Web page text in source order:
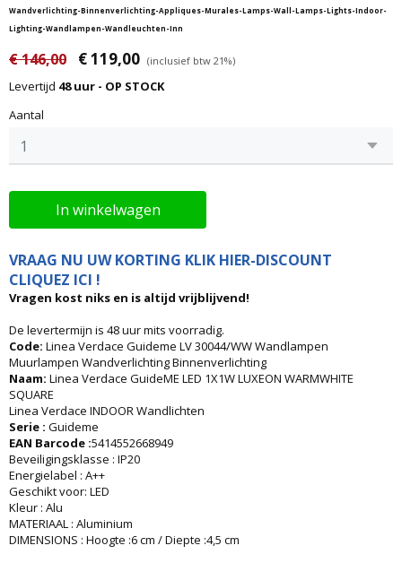
Wandverlichting-Binnenverlichting-Appliques-Murales-Lamps-Wall-Lamps-Lights-Indoor-
Lighting-Wandlampen-Wandleuchten-Inn
€ 146,00 € 119,00 (inclusief btw 21%)
Levertijd 48 uur - OP STOCK
Aantal
In winkelwagen
VRAAG NU UW KORTING KLIK HIER-DISCOUNT
CLIQUEZ ICI !
Vragen kost niks en is altijd vrijblijvend!
De levertermijn is 48 uur mits voorradig.
Code: Linea Verdace Guideme LV 30044/WW Wandlampen
Muurlampen Wandverlichting Binnenverlichting
Naam: Linea Verdace GuideME LED 1X1W LUXEON WARMWHITE
SQUARE
Linea Verdace INDOOR Wandlichten
Serie : Guideme
EAN Barcode :5414552668949
Beveiligingsklasse : IP20
Energielabel : A++
Geschikt voor: LED
Kleur : Alu
MATERIAAL : Aluminium
DIMENSIONS : Hoogte :6 cm / Diepte :4,5 cm